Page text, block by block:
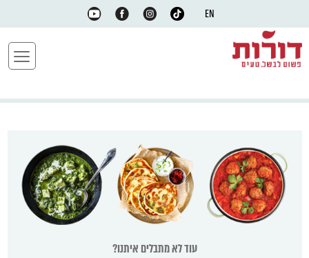
EN
עוד לא מתבלים איתנו?